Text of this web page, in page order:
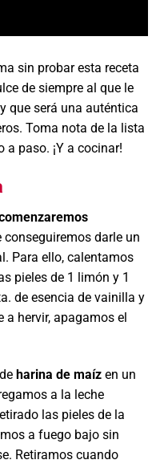
sin probar esta receta
de siempre al que le
que será una auténtica
Toma nota de la lista
paso. ¡Y a cocinar!
conseguiremos darle un
Para ello, calentamos
pieles de 1 limón y 1
de esencia de vainilla y
a hervir, apagamos el
harina de maíz en un
a la leche
las pieles de la
a fuego bajo sin
Retiramos cuando